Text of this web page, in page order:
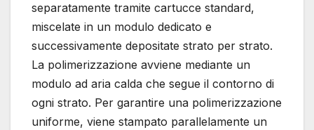
separatamente tramite cartucce standard,
miscelate in un modulo dedicato e
successivamente depositate strato per strato.
La polimerizzazione avviene mediante un
modulo ad aria calda che segue il contorno di
ogni strato. Per garantire una polimerizzazione
uniforme, viene stampato parallelamente un